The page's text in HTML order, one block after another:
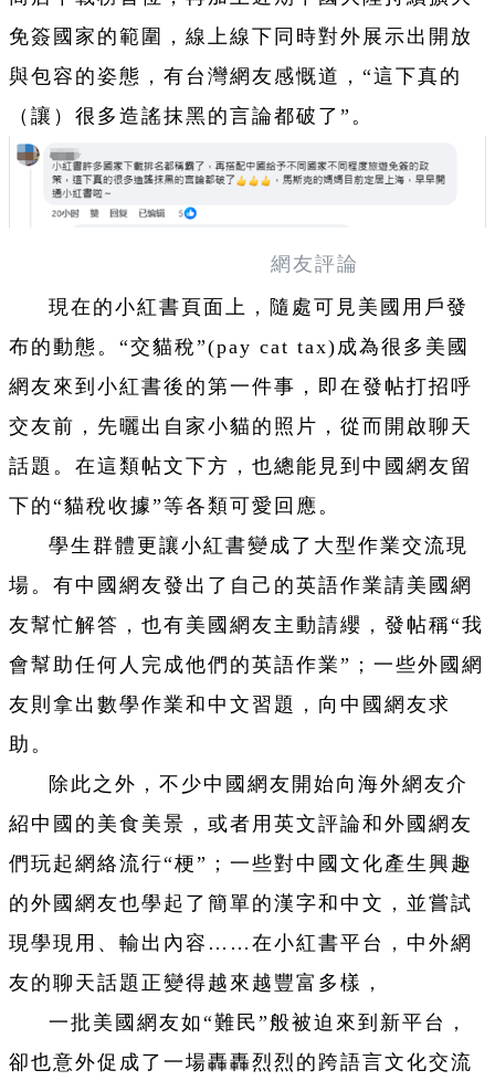
免簽國家的範圍，線上線下同時對外展示出開放
與包容的姿態，有台灣網友感慨道，“這下真的
（讓）很多造謠抹黑的言論都破了”。
網友評論
現在的小紅書頁面上，隨處可見美國用戶發
布的動態。“交貓稅”(pay cat tax)成為很多美國
網友來到小紅書後的第一件事，即在發帖打招呼
交友前，先曬出自家小貓的照片，從而開啟聊天
話題。在這類帖文下方，也總能見到中國網友留
下的“貓稅收據”等各類可愛回應。
學生群體更讓小紅書變成了大型作業交流現
場。有中國網友發出了自己的英語作業請美國網
友幫忙解答，也有美國網友主動請纓，發帖稱“我
會幫助任何人完成他們的英語作業”；一些外國網
友則拿出數學作業和中文習題，向中國網友求
助。
除此之外，不少中國網友開始向海外網友介
紹中國的美食美景，或者用英文評論和外國網友
們玩起網絡流行“梗”；一些對中國文化產生興趣
的外國網友也學起了簡單的漢字和中文，並嘗試
現學現用、輸出內容……在小紅書平台，中外網
友的聊天話題正變得越來越豐富多樣，
一批美國網友如“難民”般被迫來到新平台，
卻也意外促成了一場轟轟烈烈的跨語言文化交流